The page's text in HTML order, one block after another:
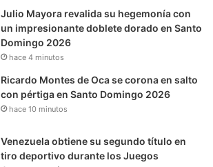
r
e
r
m
a
Julio Mayora revalida su hegemonía con
un impresionante doblete dorado en Santo
Domingo 2026
hace 4 minutos
Ricardo Montes de Oca se corona en salto
con pértiga en Santo Domingo 2026
hace 10 minutos
Venezuela obtiene su segundo título en
tiro deportivo durante los Juegos